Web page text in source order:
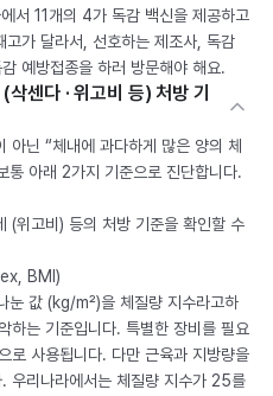
서 11개의 4가 독감 백신을 제공하고
가 달라서, 선호하는 제조사, 독감
예방접종을 하러 방문해야 해요.
센다 · 위고비 등) 처방 기
아닌 “체내에 과다하게 많은 양의 체
통 아래 2가지 기준으로 진단합니다.
(위고비) 등의 처방 기준을 확인할 수
BMI)
눈 값 (kg/m²)을 체질량 지수라고하
하는 기준입니다. 특별한 장비를 필요
로 사용됩니다. 다만 근육과 지방량을
우리나라에서는 체질량 지수가 25를